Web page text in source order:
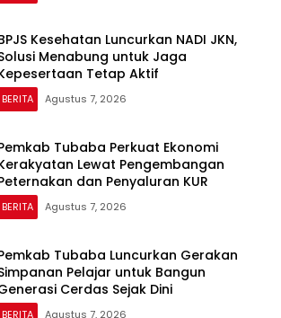
Kesehatan Luncurkan NADI JKN,
Menabung untuk Jaga
Tetap Aktif
BERITA Agustus 7, 2026
Tubaba Perkuat Ekonomi
Lewat Pengembangan
dan Penyaluran KUR
BERITA Agustus 7, 2026
Tubaba Luncurkan Gerakan
Pelajar untuk Bangun
Cerdas Sejak Dini
BERITA Agustus 7, 2026